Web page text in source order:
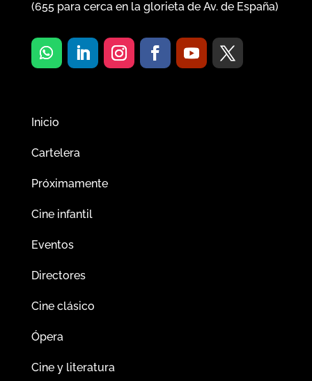
(655para cerca en la glorieta de Av. de España)
Inicio
Cartelera
Próximamente
Cine infantil
Eventos
Directores
Cine clásico
Ópera
Cine y literatura